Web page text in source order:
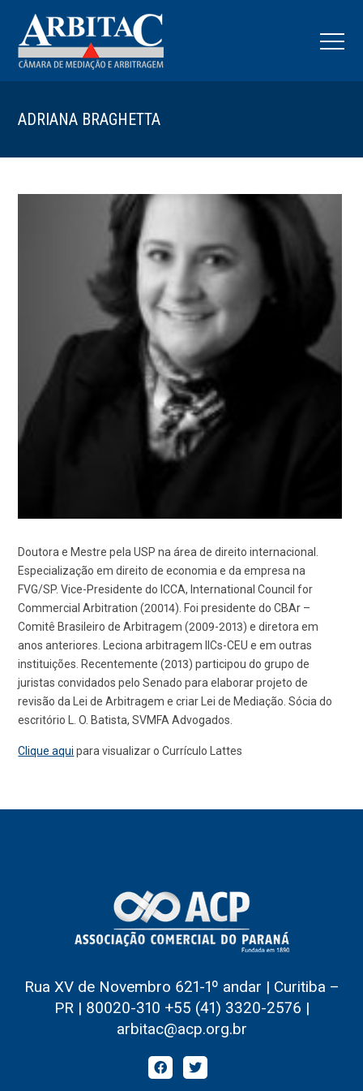
ADRIANA BRAGHETTA
Doutora e Mestre pela USP na área de direito internacional.
Especialização em direito de economia e da empresa na
FVG/SP. Vice-Presidente do ICCA, International Council for
Commercial Arbitration (20014). Foi presidente do CBAr –
Comitê Brasileiro de Arbitragem (2009-2013) e diretora em
anos anteriores. Leciona arbitragem IICs-CEU e em outras
instituições. Recentemente (2013) participou do grupo de
juristas convidados pelo Senado para elaborar projeto de
revisão da Lei de Arbitragem e criar Lei de Mediação. Sócia do
escritório L. O. Batista, SVMFA Advogados.
Clique aqui para visualizar o Currículo Lattes
Rua XV de Novembro 621-1º andar | Curitiba –
PR | 80020-310 +55 (41) 3320-2576 |
arbitac@acp.org.br